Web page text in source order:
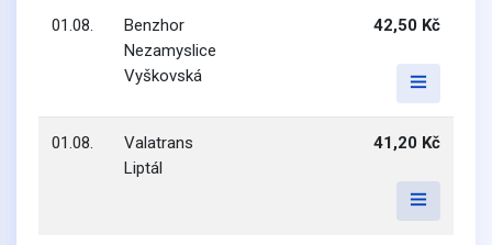
01.08.
Benzhor
Nezamyslice
Vyškovská
42,50 Kč
01.08.
Valatrans
Liptál
41,20 Kč